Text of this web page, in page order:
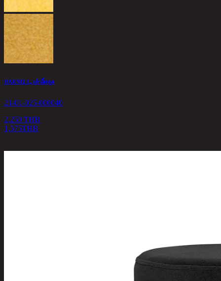
DARNELL, เก้าอี้สตูล
21-01-025-000040
2,250 THB
1,575THB